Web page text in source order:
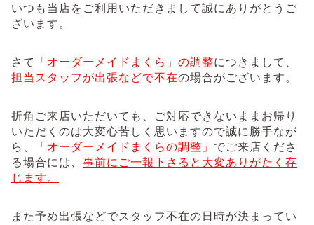
いつも当店をご利用いただきまして誠にありがとうご
ざいます。
さて 「オーダーメイドまくら」の調整につきまして、
担当スタッフが出張などで不在の場合がございます。
折角ご来店いただいても、ご対応できないままお帰り
いただくのは大変心苦しく思いますので誠に勝手なが
ら、
「オーダーメイドまくらの調整」 でご来店くださ
る場合には、 事前にご一報下さると大変ありがたく存
じます。
また予め出張などでスタッフ不在の日時が決まってい